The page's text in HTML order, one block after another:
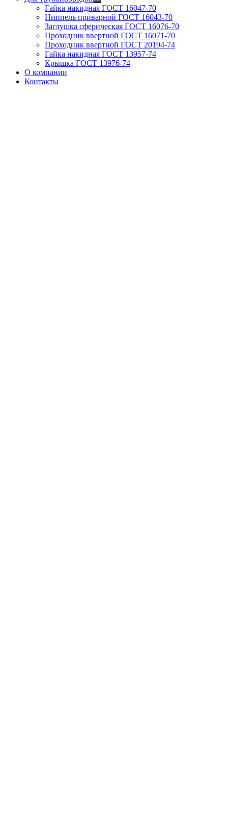
Гайка накидная ГОСТ 16047-70
Ниппель приварной ГОСТ 16043-70
Заглушка сферическая ГОСТ 16076-70
Проходник ввертной ГОСТ 16071-70
Проходник ввертной ГОСТ 20194-74
Гайка накидная ГОСТ 13957-74
Крышка ГОСТ 13976-74
О компании
Контакты